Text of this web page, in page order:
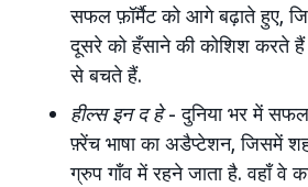
सफल फ़ॉर्मैट को आगे बढ़ाते हुए,
दूसरे को हँसाने की कोशिश करते
से बचते हैं.
हील्स इन द हे- दुनिया भर में सफल
फ़्रेंच भाषा का अडैप्टेशन, जिसमें
ग्रुप गाँव में रहने जाता है. वहाँ वे